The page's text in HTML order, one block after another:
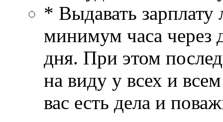
* Выдавать
минимум часа через
дня. При этом
на виду у всех и
вас есть дела и